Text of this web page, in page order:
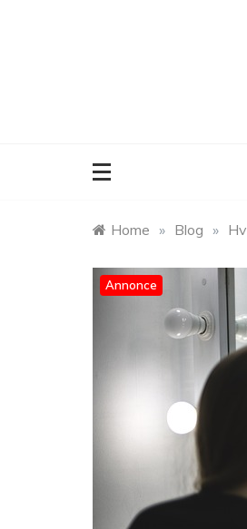
Home » Blog »
Annonce